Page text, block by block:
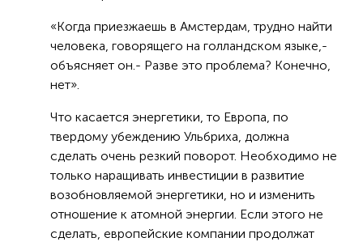
«Когда приезжаешь в Амстердам, трудно найти
человека, говорящего на голландском языке,-
объясняет он.- Разве это проблема? Конечно,
нет».
Что касается энергетики, то Европа, по
твердому убеждению Ульбриха, должна
сделать очень резкий поворот. Необходимо не
только наращивать инвестиции в развитие
возобновляемой энергетики, но и изменить
отношение к атомной энергии. Если этого не
сделать, европейские компании продолжат